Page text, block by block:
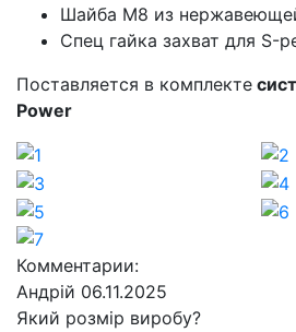
Шайба М8 из
Спец гайка захват для S-
Поставляется в комплекте
Power
Комментарии:
Андрій 06.11.2025
Який розмір виробу?